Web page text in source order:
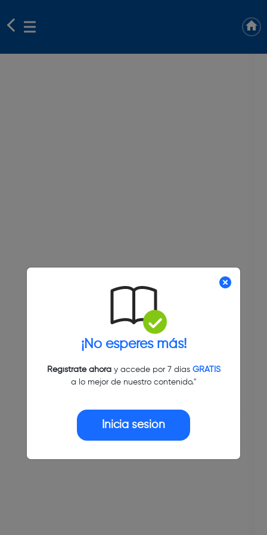
¡No esperes más!
Regístrate ahoray accede por 7 días GRATIS
a lo mejor de nuestro contenido."
Inicia sesión